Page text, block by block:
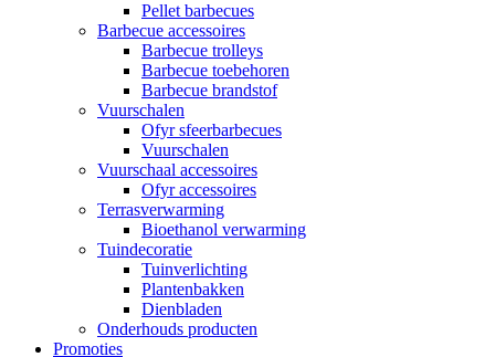
Pellet barbecues
Barbecue accessoires
Barbecue trolleys
Barbecue toebehoren
Barbecue brandstof
Vuurschalen
Ofyr sfeerbarbecues
Vuurschalen
Vuurschaal accessoires
Ofyr accessoires
Terrasverwarming
Bioethanol verwarming
Tuindecoratie
Tuinverlichting
Plantenbakken
Dienbladen
Onderhouds producten
Promoties